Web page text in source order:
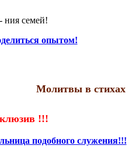
ния семей!
опытом!
Молитвы в стихах
!!!
подобного служения!!!